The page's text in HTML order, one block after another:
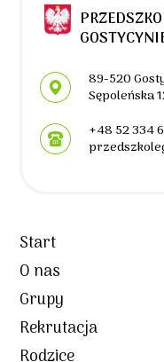
Adres
89-520
Sępoleńska
+48 52 334
Start
O nas
Grupy
Rekrutacja